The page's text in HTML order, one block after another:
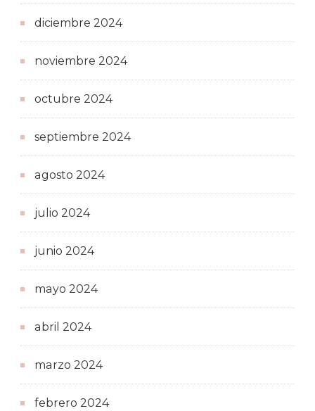
diciembre 2024
noviembre 2024
octubre 2024
septiembre 2024
agosto 2024
julio 2024
junio 2024
mayo 2024
abril 2024
marzo 2024
febrero 2024